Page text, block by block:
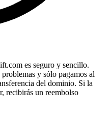
es seguro y sencillo.
y sólo pagamos al
del dominio. Si la
recibirás un reembolso